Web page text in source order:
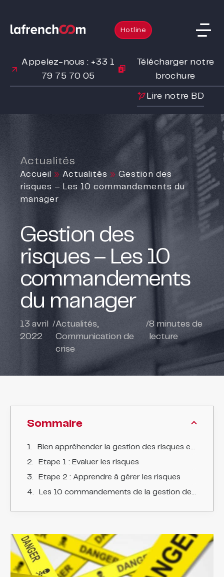
Hotline
Appelez-nous : +33 1
79 75 70 05
Télécharger notre
brochure
Lire notre BD
Actualités
Accueil » Actualités » Gestion des
risques – Les 10 commandements du
manager
Gestion des
risques – Les 10
commandements
du manager
13 avril
2022
/Actualités,
Communication de
crise
/8 minutes de
lecture
Sommaire
Bien appréhender la gestion des risques est un gage d'efficacité pour l'entreprise.
Etape 1 : Evaluer les risques
Etape 2 : Apprendre à gérer les risques
Les 10 commandements de la gestion des risques